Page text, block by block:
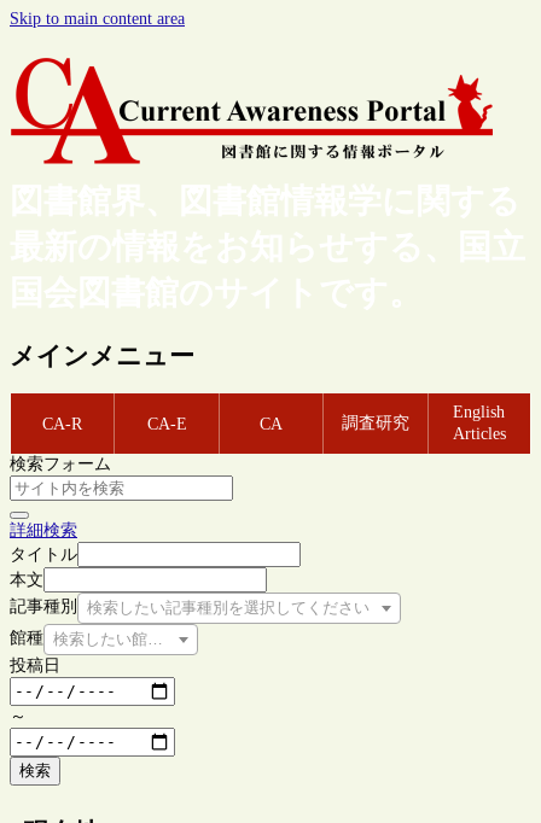
Skip to main content area
図書館界、図書館情報学に関する
最新の情報をお知らせする、国立
国会図書館のサイトです。
メインメニュー
CA-R CA-E CA 調査研究
English
Articles
検索フォーム
詳細検索
タイトル
本文
記事種別
検索したい記事種別を選択してください
館種 検索したい館種を選択してください
投稿日
～
検索